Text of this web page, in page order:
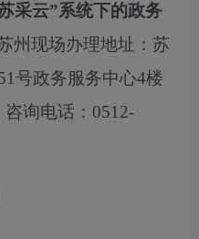
采云”系统下的政务
州现场办理地址：苏
号政务服务中心4楼
询电话： 0512-